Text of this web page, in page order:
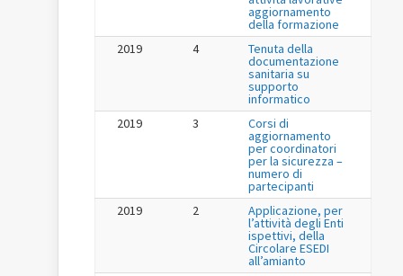
aggiornamento
della formazione
2019
4 Tenuta della
documentazione
sanitaria su
supporto
informatico
2019
3 Corsi di
aggiornamento
per coordinatori
per la sicurezza –
numero di
partecipanti
2019
2 Applicazione, per
l’attività degli Enti
ispettivi, della
Circolare ESEDI
all’amianto